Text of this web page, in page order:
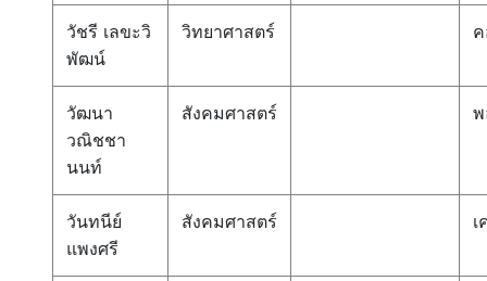
วัชรี เลขะวิ
พัฒน์
วิทยาศาสตร์
วัฒนา
วณิชชา
นนท์
สังคมศาสตร์
วันทนีย์
แพงศรี
สังคมศาสตร์ เ